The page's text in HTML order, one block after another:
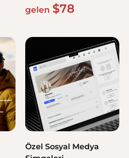
gelen $78
Özel Sosyal Medya